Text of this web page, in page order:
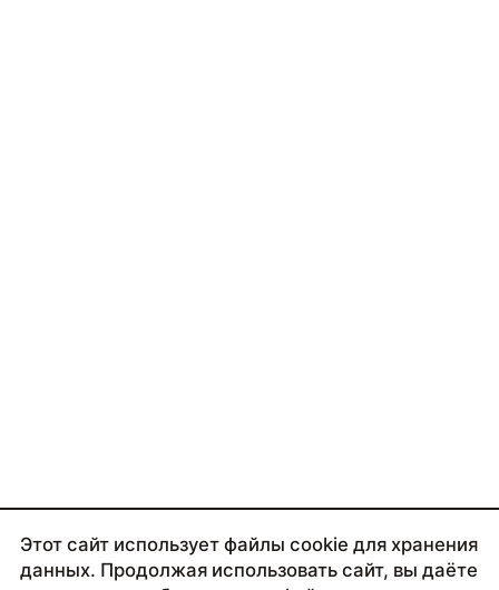
Этот сайт использует файлы cookie для хранения
данных. Продолжая использовать сайт, вы даёте